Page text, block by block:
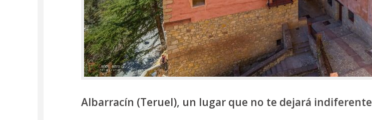
Albarracín (Teruel), un lugar que no te dejará indiferente